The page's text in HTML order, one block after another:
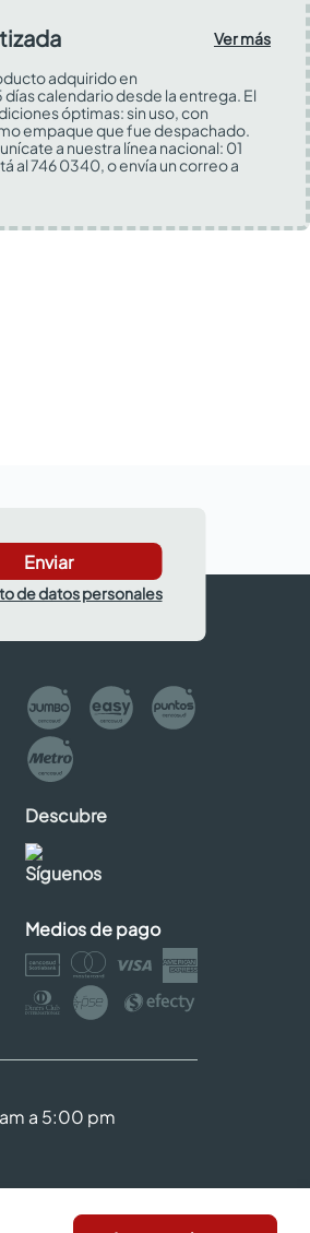
Ver más
adquirido en
días calendario desde la entrega. El
óptimas: sin uso, con
empaque que fue despachado.
a nuestra línea nacional: 01
al 746 0340, o envía un correo a
Enviar
de datos personales
Descubre
Síguenos
Medios de pago
a 5:00 pm